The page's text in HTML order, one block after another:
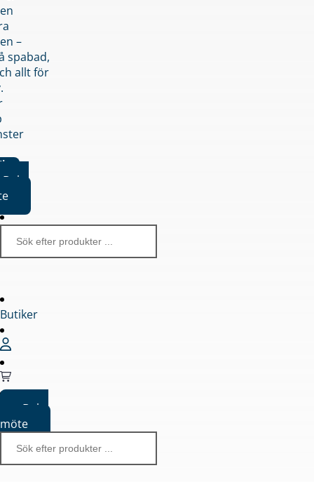
–
spabad,
allt för
Boka
Butiker
Boka
möte